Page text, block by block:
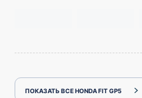
ПОКАЗАТЬ ВСЕ HONDA FIT GP5